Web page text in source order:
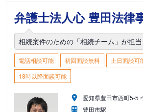
弁護士法人心 豊田法律
相続案件のための「相続チーム」が担当
電話相談可能 初回面談無料
土日面談可
18時以降面談可能
愛知県豊田市西町5-5
豊田市駅